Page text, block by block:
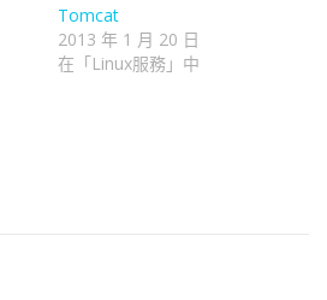
Tomcat
2013 年 1 月 20 日
在「Linux服務」中